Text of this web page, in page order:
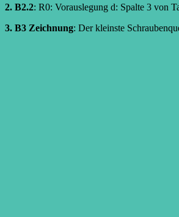
2. B2.2: R0: Vorauslegung d: Spalte 3 von
3. B3 Zeichnung: Der kleinste